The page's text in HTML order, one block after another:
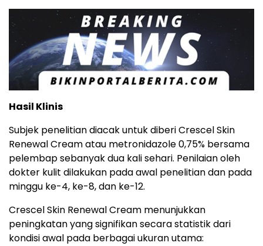
Hasil Klinis
Subjek penelitian diacak untuk diberi Crescel Skin
Renewal Cream atau metronidazole 0,75% bersama
pelembap sebanyak dua kali sehari. Penilaian oleh
dokter kulit dilakukan pada awal penelitian dan pada
minggu ke-4, ke-8, dan ke-12.
Crescel Skin Renewal Cream menunjukkan
peningkatan yang signifikan secara statistik dari
kondisi awal pada berbagai ukuran utama: